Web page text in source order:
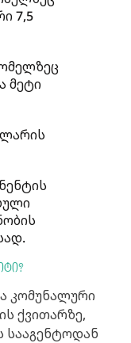
7,5
მეტი
ლარის
კომუნალური
ქვითარზე,
სააგენტოდან